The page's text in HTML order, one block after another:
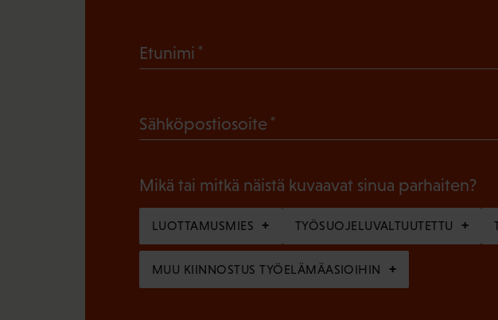
Etunimi
k
l
l
i
n
e
Sähköpostiosoite
l
l
Mikä tai mitkä näistä kuvaavat sinua parhaiten?
LUOTTAMUSMIES TYÖSUOJELUVALTUUTETTU
MUU KIINNOSTUS TYÖELÄMÄASIOIHIN